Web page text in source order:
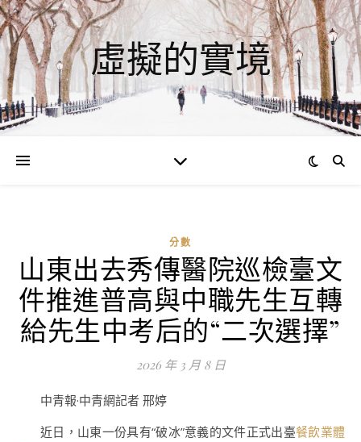
虛擬的實境
分數
山東出去秀傳醫院巡檢臺文
件推進普高與中職先生互轉
給先生中考后的“二次選擇”
2026 年 3 月 8 日
中青報·中青網記者 邢婷
近日，山東一份具有“破冰”意義的文件正式出臺餐飲業體
0
評